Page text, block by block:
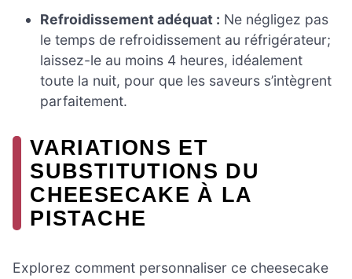
Refroidissement adéquat : Ne négligez pas
le temps de refroidissement au réfrigérateur;
laissez-le au moins 4 heures, idéalement
toute la nuit, pour que les saveurs s’intègrent
parfaitement.
VARIATIONS ET
SUBSTITUTIONS DU
CHEESECAKE À LA
PISTACHE
Explorez comment personnaliser ce cheesecake